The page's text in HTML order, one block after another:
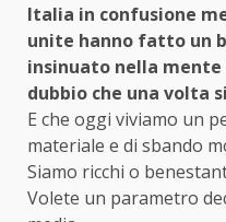
Italia in confusione
unite hanno fatto un
insinuato nella mente
dubbio che una volta
E che oggi viviamo un
materiale e di sbando
Siamo ricchi o
Volete un parametro